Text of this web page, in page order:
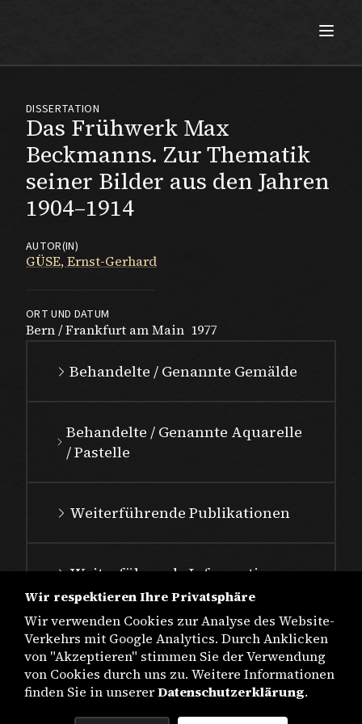
Das Frühwerk Max
Beckmanns. Zur Thematik
seiner Bilder aus den Jahren
1904–1914
DISSERTATION
AUTOR(IN)
GÜSE, Ernst-Gerhard
ORT UND DATUM
Bern / Frankfurt am Main 1977
Behandelte / Genannte Gemälde
Behandelte / Genannte Aquarelle
/ Pastelle
Weiterführende Publikationen
Weiterführende Informationen
Wir respektieren Ihre Privatsphäre
Wir verwenden Cookies zur Analyse des Website-
Verkehrs mit Google Analytics. Durch Anklicken
von "Akzeptieren" stimmen Sie der Verwendung
von Cookies durch uns zu. Weitere Informationen
finden Sie in unsererDatenschutzerklärung.